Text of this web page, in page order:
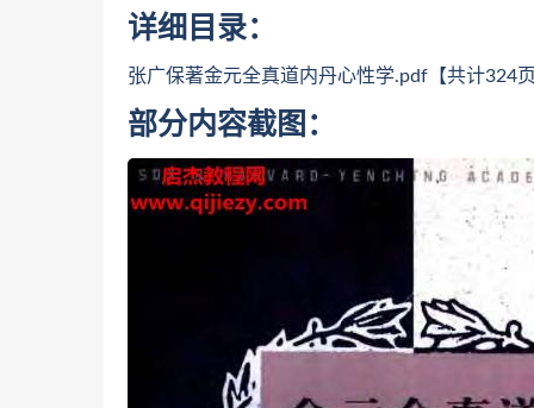
详细目录：
张广保著金元全真道内丹心性学.pdf【共计324
部分内容截图：